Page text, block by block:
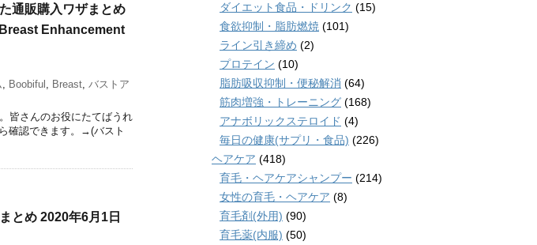
通販購入ワザまとめ
Enhancement
, Boobiful , Breast, バストア
皆さんのお役にたてばうれ
確認できます。→(バスト
とめ 2020年6月1日
ダイエット食品・ドリンク (15)
食欲抑制・脂肪燃焼 (101)
ライン引き締め (2)
プロテイン (10)
脂肪吸収抑制・便秘解消 (64)
筋肉増強・トレーニング (168)
アナボリックステロイド (4)
毎日の健康(サプリ・食品) (226)
ヘアケア (418)
育毛・ヘアケアシャンプー (214)
女性の育毛・ヘアケア (8)
育毛剤(外用) (90)
育毛薬(内服) (50)